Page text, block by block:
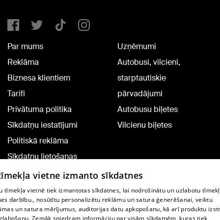
Par mums
Reklāma
Biznesa klientiem
Tarifi
Privātuma politika
Sīkdatņu iestatījumi
Politiskā reklāma
Sīkdatņu lietošanas
noteikumi
Komentāru pievienošana
Uzņēmumi
Autobusi, vilcieni,
starptautiskie
pārvadājumi
Autobusu biļetes
Vilcienu biļetes
TV programma
vietne izmanto sīkdatnes
tīmekļa vietnē tiek izmantotas sīkdatnes, lai nodrošinātu un uzlabotu
darbību., nosūtītu personalizētu reklāmu un satura ģenerēšanai, veiktu
un satura mērījumus, auditorijas datu apkopošanu, kā arī produktu
Zemāk sniedzam informāciju par visām sīkdatnēm, kuras tiek